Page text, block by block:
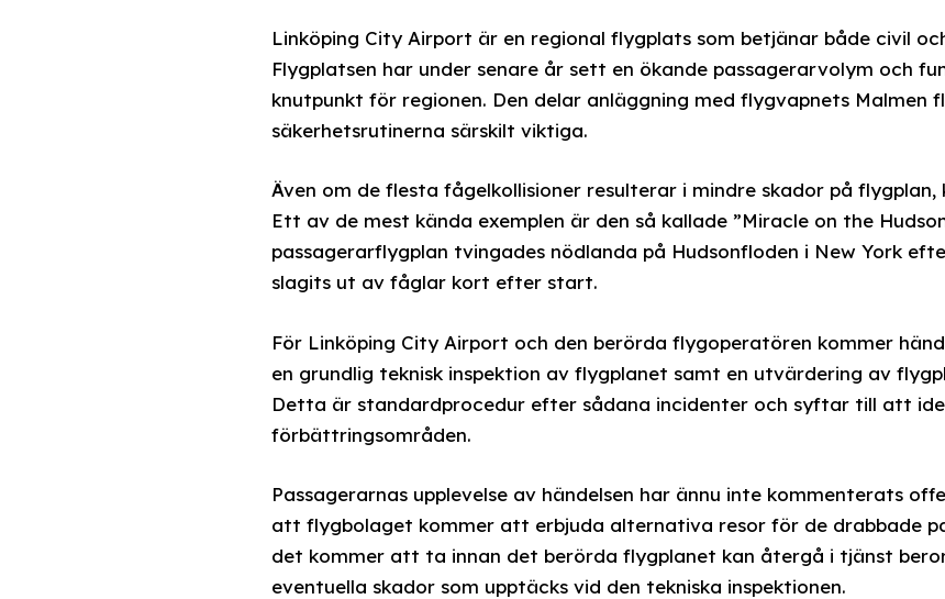
Linköping City Airport är en regional flygplats som betjänar både civil
Flygplatsen har under senare år sett en ökande passagerarvolym och
knutpunkt för regionen. Den delar anläggning med flygvapnets Malmen
säkerhetsrutinerna särskilt viktiga.
Även om de flesta fågelkollisioner resulterar i mindre skador på
Ett av de mest kända exemplen är den så kallade ”Miracle on the
passagerarflygplan tvingades nödlanda på Hudsonfloden i New York
slagits ut av fåglar kort efter start.
För Linköping City Airport och den berörda flygoperatören kommer
en grundlig teknisk inspektion av flygplanet samt en utvärdering av
Detta är standardprocedur efter sådana incidenter och syftar till att
förbättringsområden.
Passagerarnas upplevelse av händelsen har ännu inte kommenterats
att flygbolaget kommer att erbjuda alternativa resor för de drabbade
det kommer att ta innan det berörda flygplanet kan återgå i tjänst
eventuella skador som upptäcks vid den tekniska inspektionen.